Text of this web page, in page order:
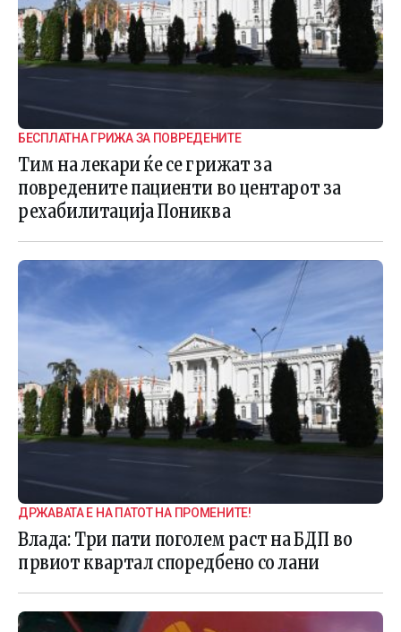
БЕСПЛАТНА ГРИЖА ЗА ПОВРЕДЕНИТЕ
Тим на лекари ќе се грижат за
повредените пациенти во центарот за
рехабилитација Пониква
ДРЖАВАТА Е НА ПАТОТ НА ПРОМЕНИТЕ!
Влада: Три пати поголем раст на БДП во
првиот квартал споредбено со лани